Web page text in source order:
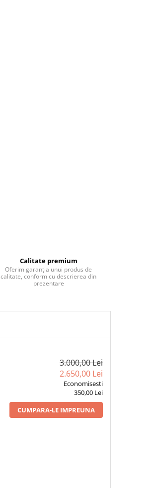
Calitate premium
Oferim garanția unui produs de
calitate, conform cu descrierea din
prezentare
3.000,00 Lei
2.650,00 Lei
Economisesti
350,00 Lei
CUMPARA-LE IMPREUNA